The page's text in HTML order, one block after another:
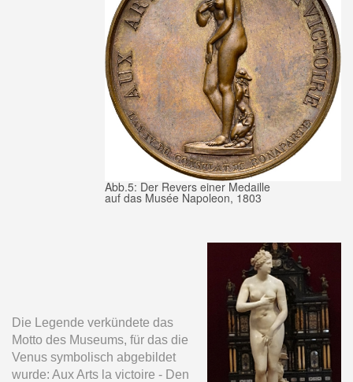
Abb.5: Der Revers einer Medaille
auf das Musée Napoleon, 1803
Die Legende verkündete das
Motto des Museums, für das die
Venus symbolisch abgebildet
wurde: Aux Arts la victoire - Den